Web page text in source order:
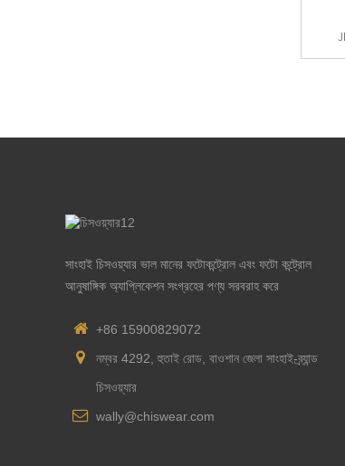
সাংহাই চিসওয়্যার ভাল মানের ফটোকন্ট্রোল এবং ফটো কন্ট্রোল
আনুষাঙ্গিক অ্যাপ্লিকেশন সংগ্রহের পণ্য সরবরাহ করে
+86 15900829072
নম্বর 4292, হুতাই রোড, বাওশান জেলা সাংহাই-ব্র্যান্ড
চিসওয়্যার
wally@chiswear.com